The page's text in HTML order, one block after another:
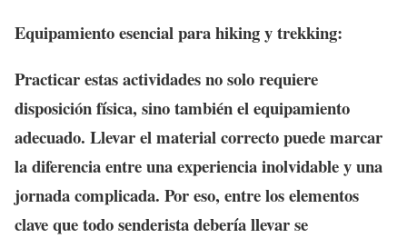
Equipamiento esencial para hiking y trekking:
Practicar estas actividades no solo requiere
disposición física, sino también el equipamiento
adecuado. Llevar el material correcto puede marcar
la diferencia entre una experiencia inolvidable y una
jornada complicada. Por eso, entre los elementos
clave que todo senderista debería llevar se